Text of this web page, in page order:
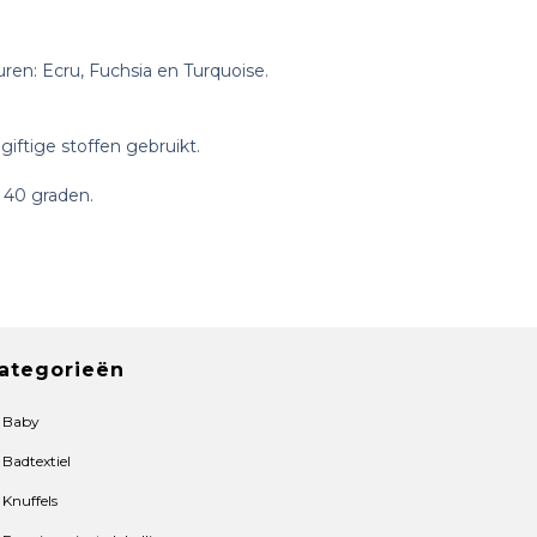
Ecru, Fuchsia en Turquoise.
stoffen gebruikt.
graden.
Baby
Badtextiel
Knuffels